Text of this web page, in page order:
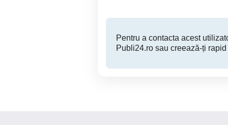
Pentru a contacta acest
Publi24.ro sau creează-ți